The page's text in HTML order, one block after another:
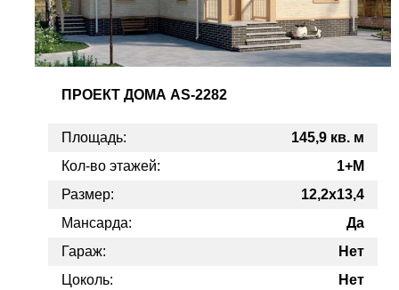
ПРОЕКТ ДОМА AS-2282
Площадь:
145,9 кв. м
Кол-во этажей:
1+M
Размер:
12,2x13,4
Мансарда:
Да
Гараж:
Нет
Цоколь:
Нет